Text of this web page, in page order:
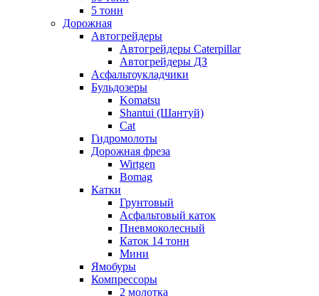
5 тонн
Дорожная
Автогрейдеры
Автогрейдеры Caterpillar
Автогрейдеры ДЗ
Асфальтоукладчики
Бульдозеры
Komatsu
Shantui (Шантуй)
Cat
Гидромолоты
Дорожная фреза
Wirtgen
Bomag
Катки
Грунтовый
Асфальтовый каток
Пневмоколесный
Каток 14 тонн
Мини
Ямобуры
Компрессоры
2 молотка